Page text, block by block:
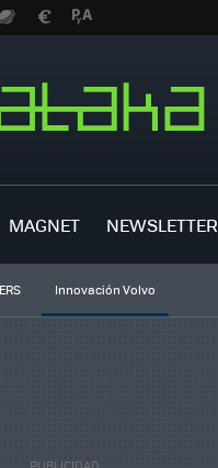
MAGNET NEWSLETTER
Innovación Volvo